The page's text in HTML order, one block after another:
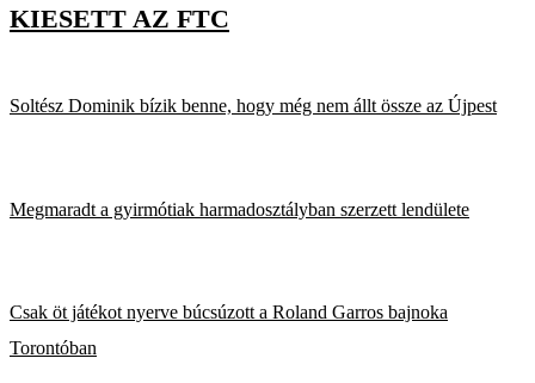
KIESETT AZ FTC
Soltész Dominik bízik benne, hogy még nem állt össze az Újpest
Megmaradt a gyirmótiak harmadosztályban szerzett lendülete
Csak öt játékot nyerve búcsúzott a Roland Garros bajnoka
Torontóban